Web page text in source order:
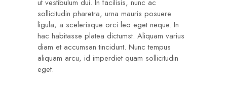
ut vestibulum dui. In facilisis, nunc ac
sollicitudin pharetra, urna mauris posuere
ligula, a scelerisque orci leo eget neque. In
hac habitasse platea dictumst. Aliquam varius
diam et accumsan tincidunt. Nunc tempus
aliquam arcu, id imperdiet quam sollicitudin
eget.